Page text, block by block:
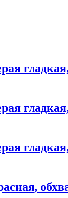
гладкая,
гладкая,
гладкая,